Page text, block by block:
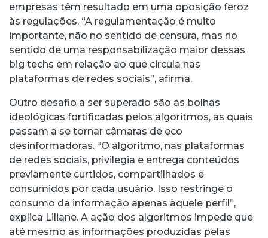
empresas têm resultado em uma oposição feroz
às regulações. “A regulamentação é muito
importante, não no sentido de censura, mas no
sentido de uma responsabilização maior dessas
big techs em relação ao que circula nas
plataformas de redes sociais”, afirma.
Outro desafio a ser superado são as bolhas
ideológicas fortificadas pelos algoritmos, as quais
passam a se tornar câmaras de eco
desinformadoras. “O algoritmo, nas plataformas
de redes sociais, privilegia e entrega conteúdos
previamente curtidos, compartilhados e
consumidos por cada usuário. Isso restringe o
consumo da informação apenas àquele perfil”,
explica Liliane. A ação dos algoritmos impede que
até mesmo as informações produzidas pelas